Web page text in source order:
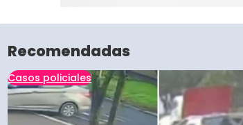
Recomendadas
Casos policiales